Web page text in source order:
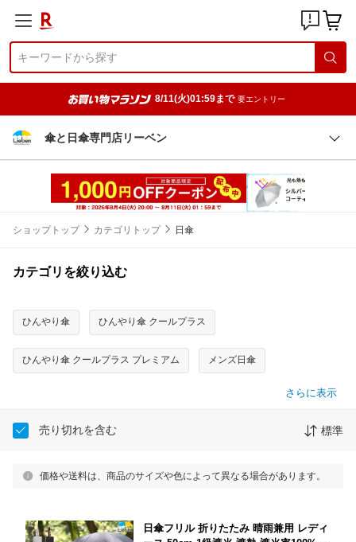
8/11(火)01:59まで 要エントリー
傘と日傘専門店リーベン
ショップトップ カテゴリトップ 日傘
カテゴリを絞り込む
ひんやり傘 ひんやり傘 クールプラス
ひんやり傘 クールプラス プレミアム メンズ日傘
さらに表示
売り切れを含む 標準
価格や送料は、商品のサイズや色によって異なる場合があります。
日傘フリル 折りたたみ 晴雨兼用 レディ